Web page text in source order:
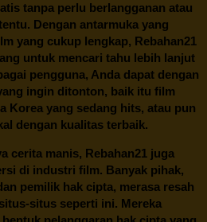
tanpa perlu berlangganan atau
Dengan antarmuka yang
yang cukup lengkap, Rebahan21
untuk mencari tahu lebih lanjut
pengguna, Anda dapat dengan
ingin ditonton, baik itu film
Korea yang sedang hits, atau pun
dengan kualitas terbaik.
cerita manis, Rebahan21juga
di industri film. Banyak pihak,
pemilik hak cipta, merasa resah
situs seperti ini. Mereka